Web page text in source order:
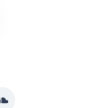
Soundcloud